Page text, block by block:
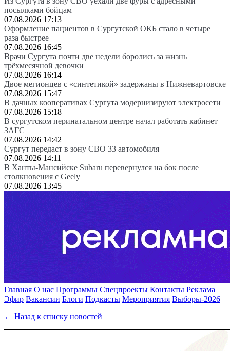
посылками бойцам
07.08.2026 17:13
Оформление пациентов в Сургутской ОКБ стало в четыре
раза быстрее
07.08.2026 16:45
Врачи Сургута почти две недели боролись за жизнь
трёхмесячной девочки
07.08.2026 16:14
Двое мегионцев с «синтетикой» задержаны в Нижневартовске
07.08.2026 15:47
В дачных кооперативах Сургута модернизируют электросети
07.08.2026 15:18
В сургутском перинатальном центре начал работать кабинет
ЗАГС
07.08.2026 14:42
Сургут передаст в зону СВО 33 автомобиля
07.08.2026 14:11
В Ханты-Мансийске Subaru перевернулся на бок после
столкновения с Geely
07.08.2026 13:45
Главная О нас Программы Спецпроекты Контакты Реклама
Эфир Вакансии Блоги Подкасты Мероприятия Выборы-2026
← Назад к списку новостей